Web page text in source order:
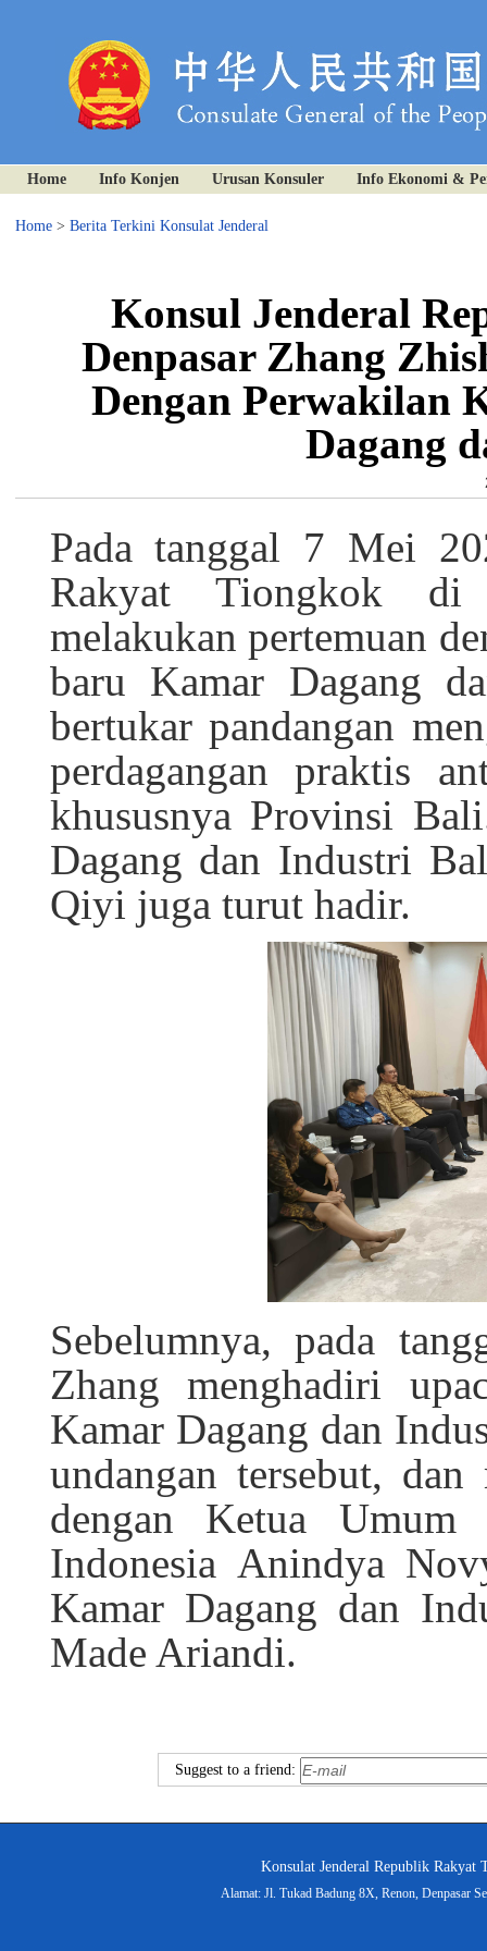
Home Info Konjen Urusan Konsuler Info Ekonomi &
Home> Berita Terkini Konsulat Jenderal
Konsul Jenderal
Denpasar Zhang
Dengan Perwakilan
Dagang
Pada tanggal 7 Mei
Rakyat Tiongkok di
melakukan pertemuan
baru Kamar Dagang
bertukar pandangan
perdagangan praktis
khususnya Provinsi
Dagang dan Industri
Qiyi juga turut hadir.
Sebelumnya, pada
Zhang menghadiri
Kamar Dagang dan
undangan tersebut,
dengan Ketua
Indonesia Anindya
Kamar Dagang dan
Made Ariandi.
Suggest to a friend:
Konsulat Jenderal Republik Rakyat
Alamat: Jl. Tukad Badung 8X, Renon, Denpasar